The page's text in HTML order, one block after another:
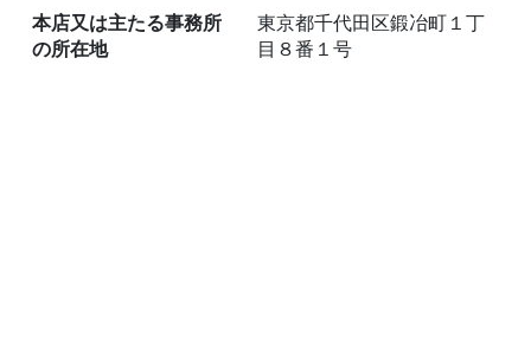
本店又は主たる事務所
の所在地
東京都千代田区鍛冶町１丁
目８番１号